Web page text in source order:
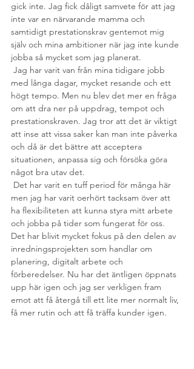
gick inte. Jag fick dåligt samvete för att jag
inte var en närvarande mamma och
samtidigt prestationskrav gentemot mig
själv och mina ambitioner när jag inte kunde
jobba så mycket som jag planerat.
med långa dagar, mycket resande och ett
högt tempo. Men nu blev det mer en fråga
om att dra ner på uppdrag, tempot och
prestationskraven. Jag tror att det är viktigt
att inse att vissa saker kan man inte påverka
och då är det bättre att acceptera
situationen, anpassa sig och försöka göra
något bra utav det.
men jag har varit oerhört tacksam över att
ha flexibiliteten att kunna styra mitt arbete
och jobba på tider som fungerat för oss.
Det har blivit mycket fokus på den delen av
inredningsprojekten som handlar om
planering, digitalt arbete och
förberedelser. Nu har det äntligen öppnats
upp här igen och jag ser verkligen fram
emot att få återgå till ett lite mer normalt liv,
få mer rutin och att få träffa kunder igen.